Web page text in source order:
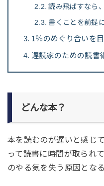
読み飛ばすなら
書くことを前提
1％のめぐり合いを
遅読家のための読書
どんな本？
本を読むのが遅いと感じ
って読書に時間が取られ
のやる気を失う原因とな